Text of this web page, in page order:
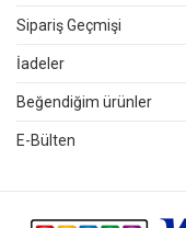
Sipariş Geçmişi
İadeler
Beğendiğim ürünler
E-Bülten